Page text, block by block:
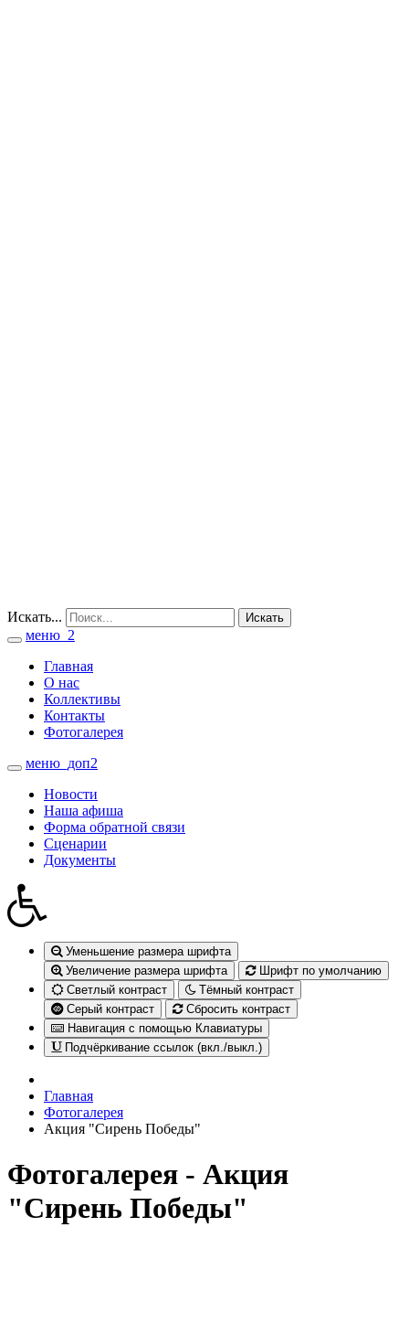
Искать... Искать
Toggle
navigation
меню_2
Главная
О нас
Коллективы
Контакты
Фотогалерея
Toggle
navigation
меню_доп2
Новости
Наша афиша
Форма обратной связи
Сценарии
Документы
Уменьшение размера шрифта
Увеличение размера шрифта
Шрифт по умолчанию
Светлый контраст
Тёмный контраст
Серый контраст
Сбросить контраст
Навигация с помощью Клавиатуры
Подчёркивание ссылок (вкл./выкл.)
Главная
Фотогалерея
Акция "Сирень Победы"
Фотогалерея - Акция
"Сирень Победы"